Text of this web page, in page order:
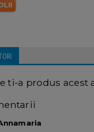
ti-a produs acest